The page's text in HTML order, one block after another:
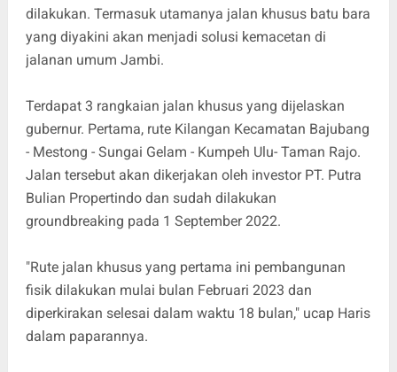
dilakukan. Termasuk utamanya jalan khusus batu bara
yang diyakini akan menjadi solusi kemacetan di
jalanan umum Jambi.
Terdapat 3 rangkaian jalan khusus yang dijelaskan
gubernur. Pertama, rute Kilangan Kecamatan Bajubang
- Mestong - Sungai Gelam - Kumpeh Ulu- Taman Rajo.
Jalan tersebut akan dikerjakan oleh investor PT. Putra
Bulian Propertindo dan sudah dilakukan
groundbreaking pada 1 September 2022.
"Rute jalan khusus yang pertama ini pembangunan
fisik dilakukan mulai bulan Februari 2023 dan
diperkirakan selesai dalam waktu 18 bulan," ucap Haris
dalam paparannya.